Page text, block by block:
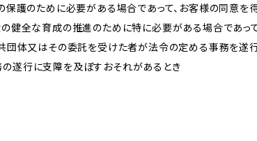
保護のために必要がある場合であって、お客様の同意を
の健全な育成の推進のために特に必要がある場合であっ
共団体又はその委託を受けた者が法令の定める事務を遂
遂行に支障を及ぼすおそれがあるとき